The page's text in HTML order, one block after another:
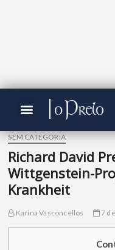
SEM CATEGORIA
Richard David
Wittgenstein-
Krankheit
Karina Vasconcellos 7